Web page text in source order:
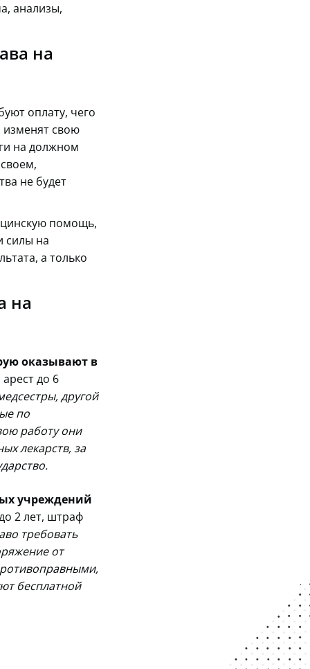
анализы,
на
оплату, чего
изменят свою
на должном
не будет
помощь,
силы на
а только
на
оказывают в
до 6
другой
по
работу они
лекарств, за
учреждений
2 лет, штраф
требовать
от
бесплатной